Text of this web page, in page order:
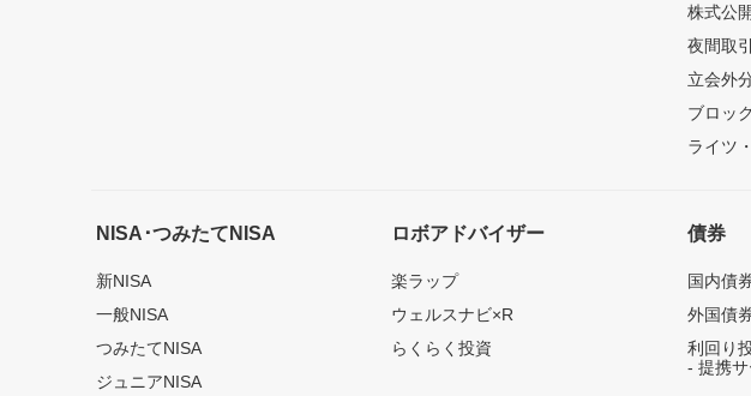
株式公
夜間取
立会外
ブロッ
ライツ
NISA･つみたてNISA
新NISA
一般NISA
つみたてNISA
ジュニアNISA
ロボアドバイザー
楽ラップ
ウェルスナビ×R
らくらく投資
債券
国内債
外国債
利回り
- 提携サ